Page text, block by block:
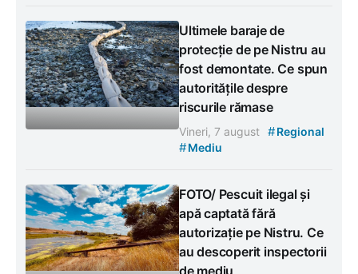
Ultimele baraje de
protecție de pe Nistru au
fost demontate. Ce spun
autoritățile despre
riscurile rămase
Vineri, 7 august #Regional
#Mediu
FOTO/ Pescuit ilegal și
apă captată fără
autorizație pe Nistru. Ce
au descoperit inspectorii
de mediu